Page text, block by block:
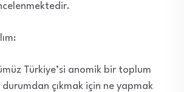
Türkiye’si anomik bir toplum
durumdan çıkmak için ne yapmak